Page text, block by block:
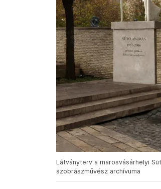
Látványterv a marosvásárhelyi
szobrászművész archívuma